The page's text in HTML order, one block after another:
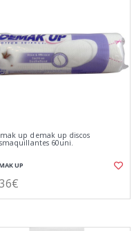
up demak up discos
60uni.
UP